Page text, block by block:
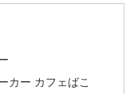
カー カフェばこ